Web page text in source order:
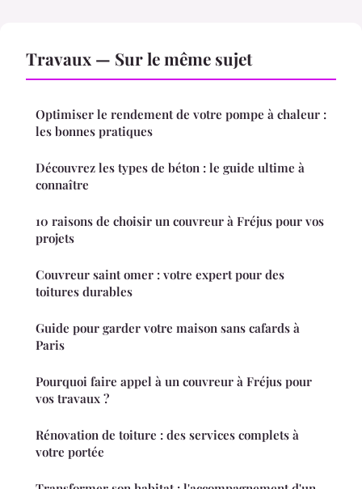
Travaux — Sur le même sujet
Optimiser le rendement de votre pompe à chaleur :
les bonnes pratiques
Découvrez les types de béton : le guide ultime à
connaître
10 raisons de choisir un couvreur à Fréjus pour vos
projets
Couvreur saint omer : votre expert pour des
toitures durables
Guide pour garder votre maison sans cafards à
Paris
Pourquoi faire appel à un couvreur à Fréjus pour
vos travaux ?
Rénovation de toiture : des services complets à
votre portée